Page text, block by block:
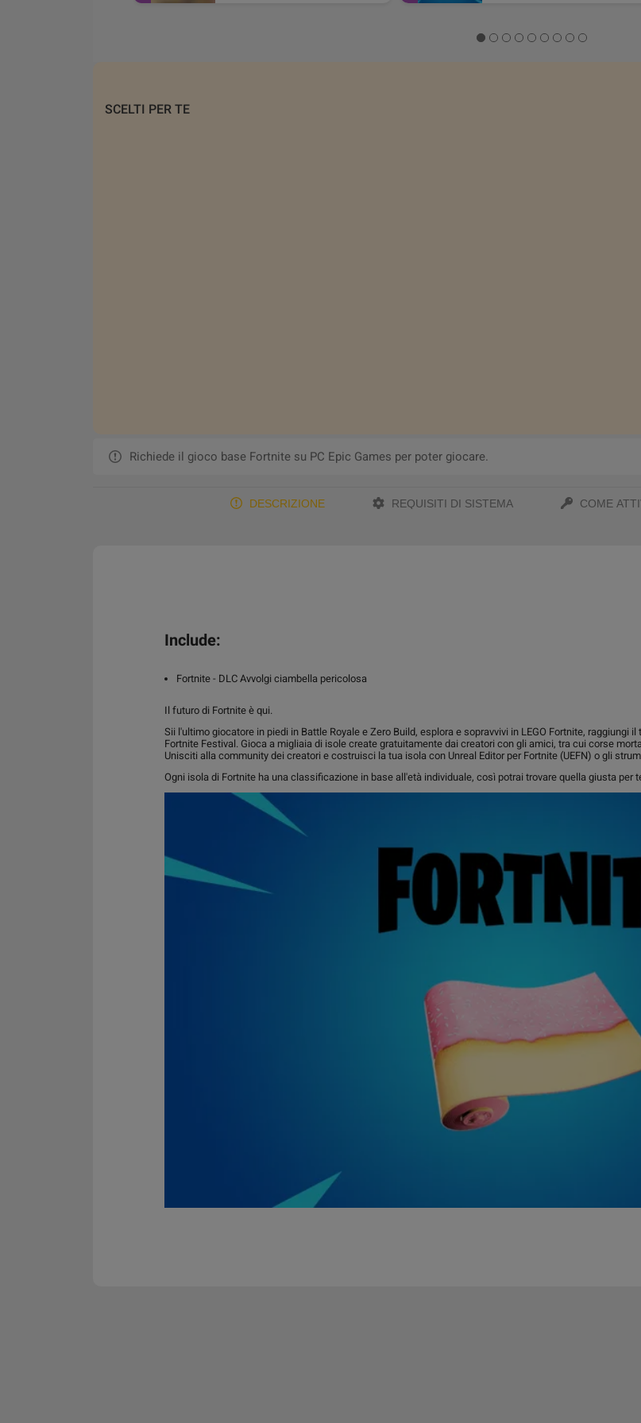
SCELTI PER TE
Richiede il gioco base Fortnite su PC Epic Games per poter giocare.
DESCRIZIONE REQUISITI DI SISTEMA COME
Include:
Fortnite - DLC Avvolgi ciambella pericolosa
Il futuro di Fortnite è qui.
Sii l'ultimo giocatore in piedi in Battle Royale e Zero Build, esplora e sopravvivi in LEGO Fortnite, raggiungi
Fortnite Festival. Gioca a migliaia di isole create gratuitamente dai creatori con gli amici, tra cui corse
Unisciti alla community dei creatori e costruisci la tua isola con Unreal Editor per Fortnite (UEFN) o gli
Ogni isola di Fortnite ha una classificazione in base all'età individuale, così potrai trovare quella giusta per